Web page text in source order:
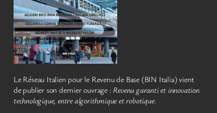
Le Réseau Italien pour le Revenu de Base (BIN Italia) vient
de publier son dernier ouvrage : Revenu garanti et innovation
technologique, entre algorithmique et robotique.